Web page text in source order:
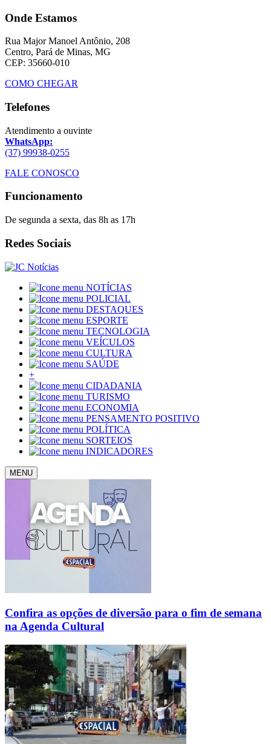
Onde Estamos
Rua Major Manoel Antônio, 208
Centro, Pará de Minas, MG
CEP: 35660-010
COMO CHEGAR
Telefones
Atendimento a ouvinte
WhatsApp:
(37) 99938-0255
FALE CONOSCO
Funcionamento
De segunda a sexta, das 8h as 17h
Redes Sociais
NOTÍCIAS
POLICIAL
DESTAQUES
ESPORTE
TECNOLOGIA
VEÍCULOS
CULTURA
SAÚDE
+
CIDADANIA
TURISMO
ECONOMIA
PENSAMENTO POSITIVO
POLÍTICA
SORTEIOS
INDICADORES
MENU
Confira as opções de diversão para o fim de semana
na Agenda Cultural